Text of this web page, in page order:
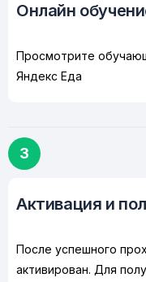
Онлайн
Просмотрите
Яндекс Еда
3
Активация и
После успешного
активирован. Для